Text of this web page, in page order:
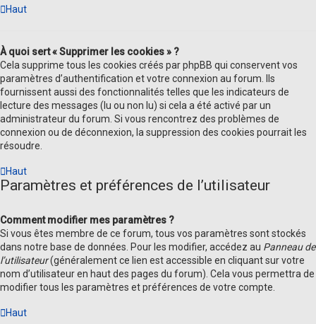
Haut
À quoi sert « Supprimer les cookies » ?
Cela supprime tous les cookies créés par phpBB qui conservent vos
paramètres d’authentification et votre connexion au forum. Ils
fournissent aussi des fonctionnalités telles que les indicateurs de
lecture des messages (lu ou non lu) si cela a été activé par un
administrateur du forum. Si vous rencontrez des problèmes de
connexion ou de déconnexion, la suppression des cookies pourrait les
résoudre.
Haut
Paramètres et préférences de l’utilisateur
Comment modifier mes paramètres ?
Si vous êtes membre de ce forum, tous vos paramètres sont stockés
dans notre base de données. Pour les modifier, accédez au Panneau de
l’utilisateur(généralement ce lien est accessible en cliquant sur votre
nom d’utilisateur en haut des pages du forum). Cela vous permettra de
modifier tous les paramètres et préférences de votre compte.
Haut